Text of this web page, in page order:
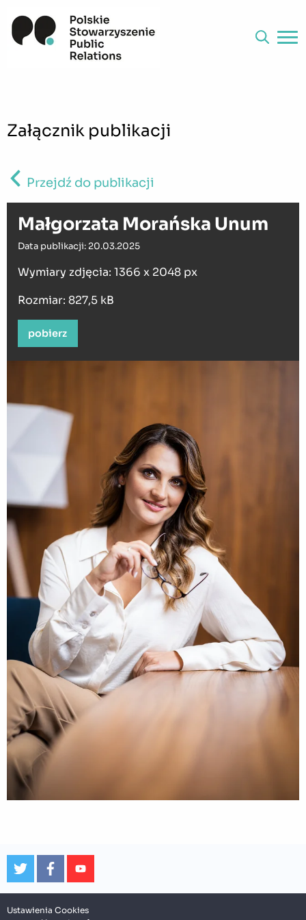
Załącznik publikacji
Przejdź do publikacji
Małgorzata Morańska Unum
Data publikacji: 20.03.2025
Wymiary zdjęcia: 1366 x 2048 px
Rozmiar: 827,5 kB
pobierz
Ustawienia Cookies